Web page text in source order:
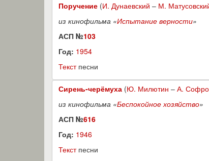
Поручение (И. Дунаевский – М.
из кинофильма «Испытание верности»
АСП №103
Год: 1954
Текстпесни
Сирень-черёмуха (Ю. Милютин – А.
из кинофильма «Беспокойное хозяйство»
АСП №616
Год: 1946
Текстпесни